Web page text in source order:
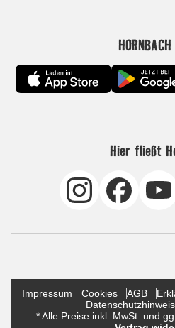
Hier fließt
Impressum Cookies AGB
* Alle Preise inkl. MwSt. und